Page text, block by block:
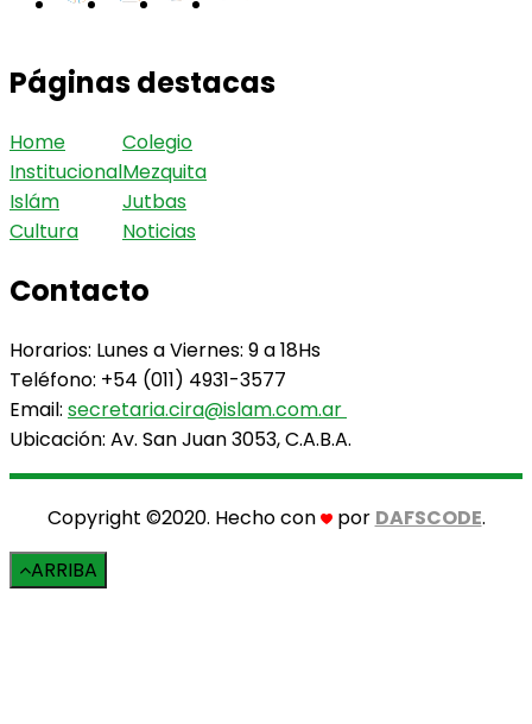
Páginas destacas
Home
Institucional
Islám
Cultura
Colegio
Mezquita
Jutbas
Noticias
Contacto
Horarios: Lunes a Viernes: 9 a 18Hs
Teléfono: +54 (011) 4931-3577
Email: secretaria.cira@islam.com.ar
Ubicación: Av. San Juan 3053, C.A.B.A.
Copyright ©2020. Hecho con por DAFSCODE.
ARRIBA